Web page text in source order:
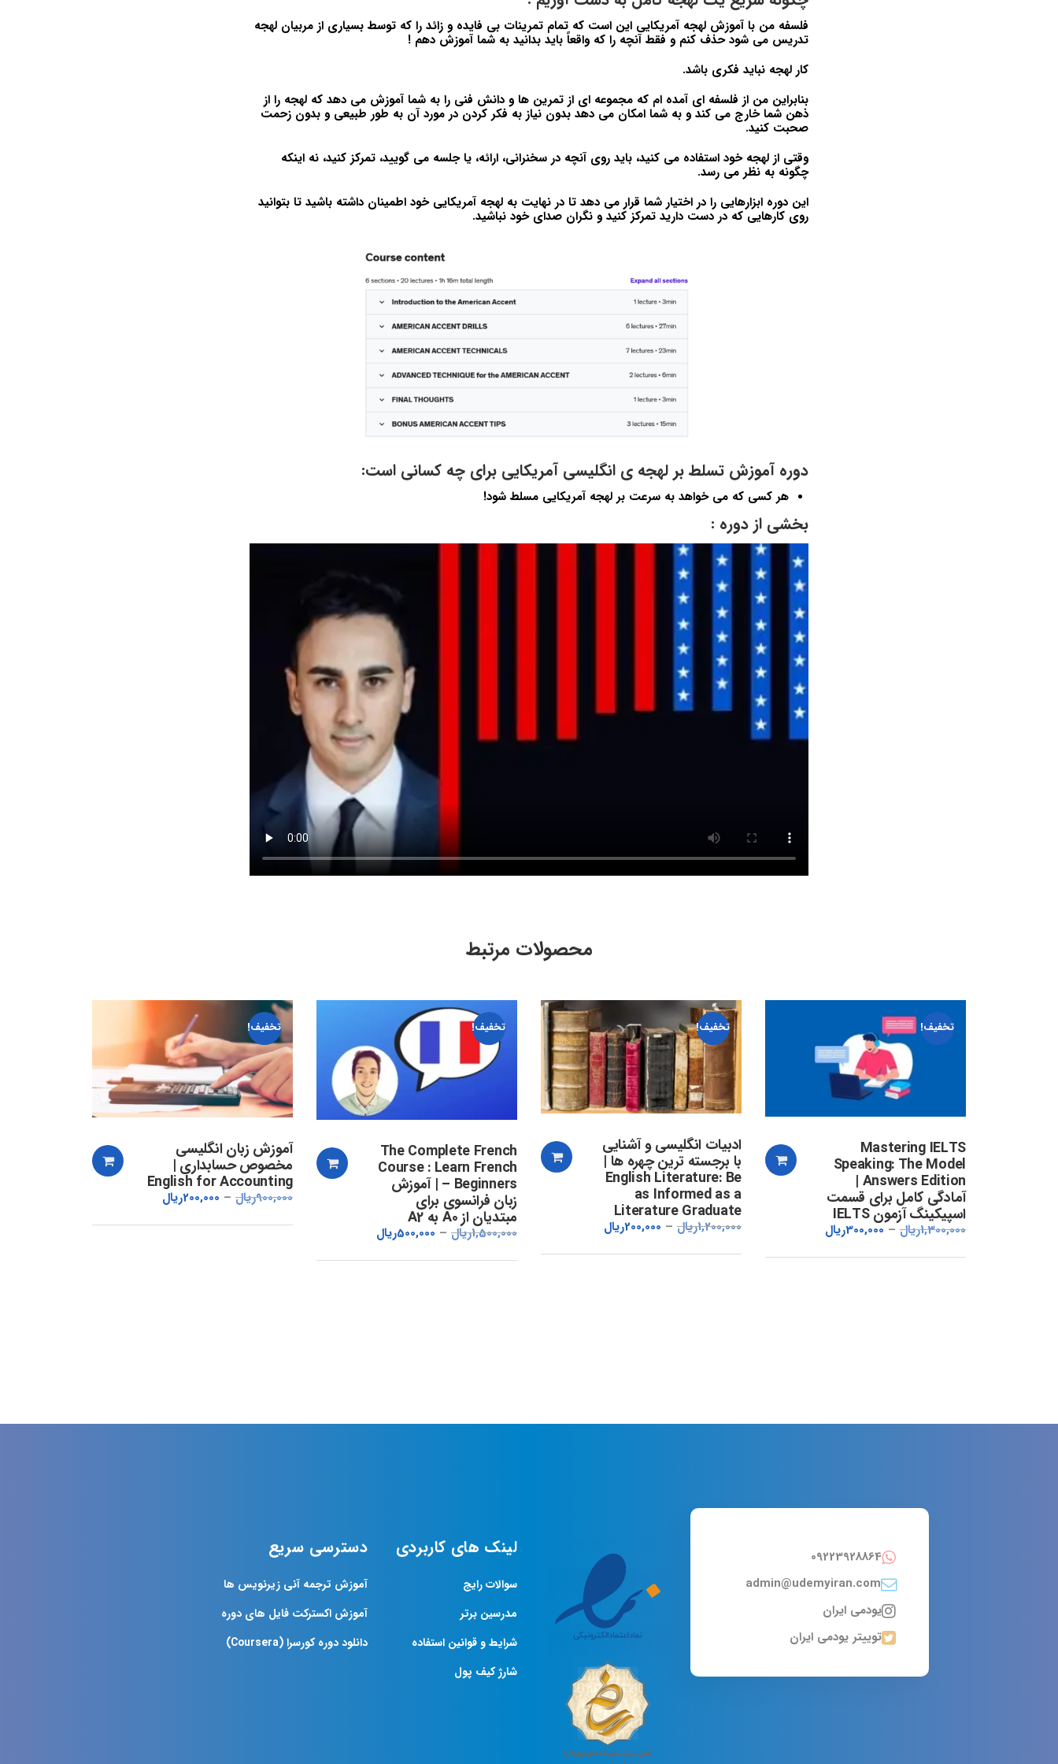
فلسفه من با آموزش لهجه آمریکایی این است که تمام تمرینات بی فایده و زائد را که توسط بسیاری از مربیان لهجه
تدریس می شود حذف کنم و فقط آنچه را که واقعاً باید بدانید به شما آموزش دهم !
کار لهجه نباید فکری باشد.
بنابراین من از فلسفه ای آمده ام که مجموعه ای از تمرین ها و دانش فنی را به شما آموزش می دهد که لهجه را از
ذهن شما خارج می کند و به شما امکان می دهد بدون نیاز به فکر کردن در مورد آن به طور طبیعی و بدون زحمت
صحبت کنید.
وقتی از لهجه خود استفاده می کنید، باید روی آنچه در سخنرانی، ارائه، یا جلسه می گویید، تمرکز کنید، نه اینکه
چگونه به نظر می رسد.
این دوره ابزارهایی را در اختیار شما قرار می دهد تا در نهایت به لهجه آمریکایی خود اطمینان داشته باشید تا بتوانید
روی کارهایی که در دست دارید تمرکز کنید و نگران صدای خود نباشید.
دوره آموزش تسلط بر لهجه ی انگلیسی آمریکایی برای چه کسانی است:
هر کسی که می خواهد به سرعت بر لهجه آمریکایی مسلط شود!
بخشی از دوره :
محصولات مرتبط
تخفیف!
Mastering IELTS
Speaking: The Model
Answers Edition |
آمادگی کامل برای قسمت
اسپیکینگ آزمون IELTS
1,300,000ریال 300,000ریال
تخفیف!
ادبیات انگلیسی و آشنایی
با برجسته ترین چهره ها |
English Literature: Be
as Informed as a
Literature Graduate
1,200,000ریال 200,000ریال
تخفیف!
The Complete French
Course : Learn French
– Beginners | آموزش
زبان فرانسوی برای
مبتدیان از A0 به A2
1,500,000ریال 500,000ریال
تخفیف!
آموزش زبان انگلیسی
مخصوص حسابداری |
English for Accounting
900,000ریال 200,000ریال
09223928864
admin@udemyiran.com
یودمی ایران
توییتر یودمی ایران
لینک های کاربردی
سوالات رایج
مدرسین برتر
شرایط و قوانین استفاده
شارژ کیف پول
دسترسی سریع
آموزش ترجمه آنی زیرنویس ها
آموزش اکسترکت فایل های دوره
دانلود دوره کورسرا (Coursera)